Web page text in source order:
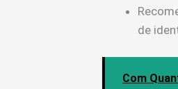
de
Com